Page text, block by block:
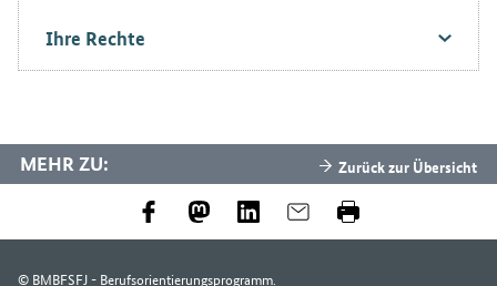
Ihre Rechte
MEHR ZU: Zurück zur Übersicht
© BMBFSFJ - Berufsorientierungsprogramm.